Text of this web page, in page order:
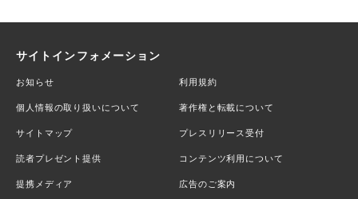
サイトインフォメーション
お知らせ 利用規約
個人情報の取り扱いについて 著作権と転載について
サイトマップ プレスリリース受付
読者プレゼント提供 コンテンツ利用について
提携メディア 広告のご案内